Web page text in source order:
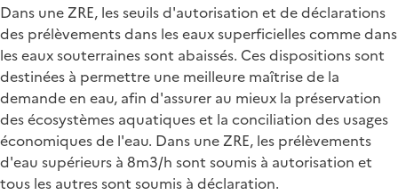
Dans une ZRE, les seuils d'autorisation et de déclarations
des prélèvements dans les eaux superficielles comme dans
les eaux souterraines sont abaissés. Ces dispositions sont
destinées à permettre une meilleure maîtrise de la
demande en eau, afin d'assurer au mieux la préservation
des écosystèmes aquatiques et la conciliation des usages
économiques de l'eau. Dans une ZRE, les prélèvements
d'eau supérieurs à 8m3/h sont soumis à autorisation et
tous les autres sont soumis à déclaration.